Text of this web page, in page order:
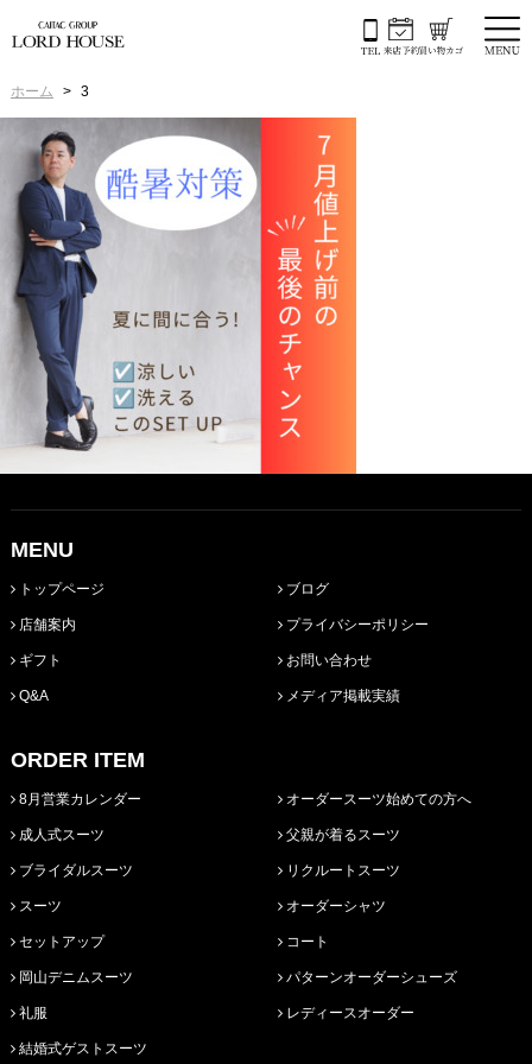
ホーム 3
MENU
トップページ
店舗案内
ギフト
Q&A
ブログ
プライバシーポリシー
お問い合わせ
メディア掲載実績
ORDER ITEM
8月営業カレンダー
成人式スーツ
ブライダルスーツ
スーツ
セットアップ
岡山デニムスーツ
礼服
結婚式ゲストスーツ
オーダースーツ始めての方へ
父親が着るスーツ
リクルートスーツ
オーダーシャツ
コート
パターンオーダーシューズ
レディースオーダー